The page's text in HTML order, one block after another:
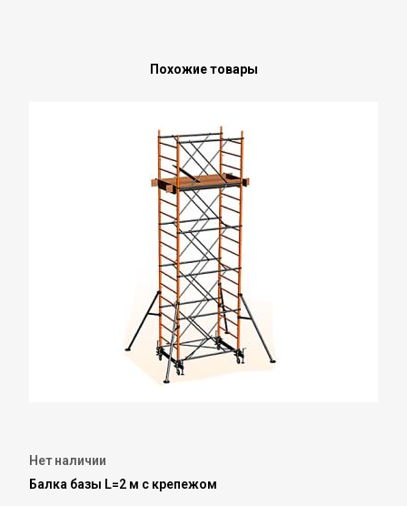
Похожие товары
Нет наличии
Балка базы L=2 м с крепежом